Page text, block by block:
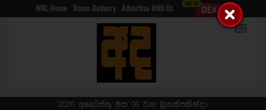
WNL Home Home Delivery Advertise With Us
2026 අගෝස්තු මස 06 වන බ්‍රහස්පතින්දා